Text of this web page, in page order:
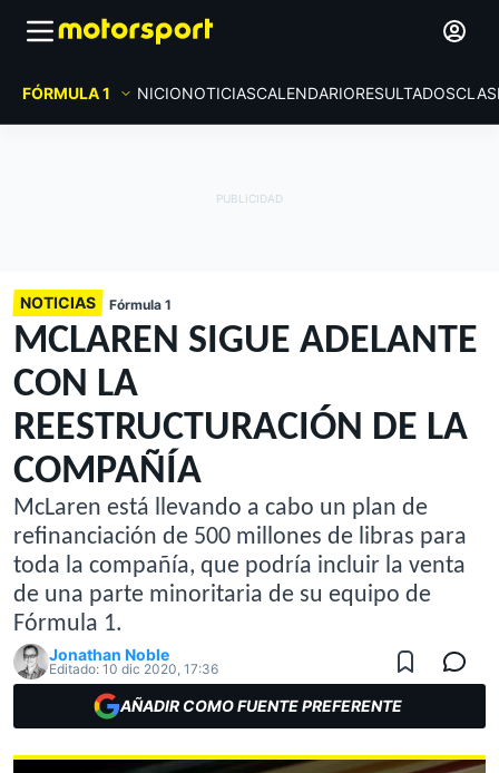
FÓRMULA 1 INICIONOTICIASCALENDARIORESULTADOS
NOTICIAS Fórmula 1
MCLAREN SIGUE ADELANTE
CON LA
REESTRUCTURACIÓN DE LA
COMPAÑÍA
McLaren está llevando a cabo un plan de
refinanciación de 500 millones de libras para
toda la compañía, que podría incluir la venta
de una parte minoritaria de su equipo de
Fórmula 1.
Jonathan Noble
Editado: 10 dic 2020, 17:36
AÑADIR COMO FUENTE PREFERENTE